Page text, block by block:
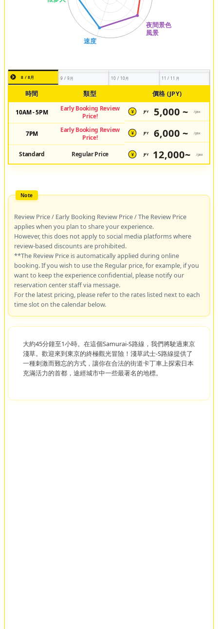
8 / 8月 9 / 9月 10 / 10月 11 / 11月
時間 類型 價格 (JPY)
10AM - 5PM
Early Booking Review
Price!
¥ JPY 5,000 ~ /pax
7PM
Early Booking Review
Price!
¥ JPY 6,000 ~ /pax
Standard Regular Price ¥ JPY 12,000~ /pax
Review Price / Early Booking Review Price / The Review Price
applies when you plan to share your experience.
However, this does not apply to social media platforms where
review-based discounts are prohibited.
**The Review Price is automatically applied during online
booking. If you wish to use the Regular price, for example, if you
want to keep the experience confidential, please notify our
reservation center staff via message.
For the latest pricing, please refer to the rates listed next to each
time slot on the calendar below.
大約45分鐘至1小時。在這個Samurai-S路線，我們將駛過東京
淺草。歡迎來到東京的終極觀光冒險！淺草武士-S路線提供了
一種刺激而難忘的方式，讓你在合法的街道卡丁車上探索日本
充滿活力的首都，途經城市中一些最著名的地標。